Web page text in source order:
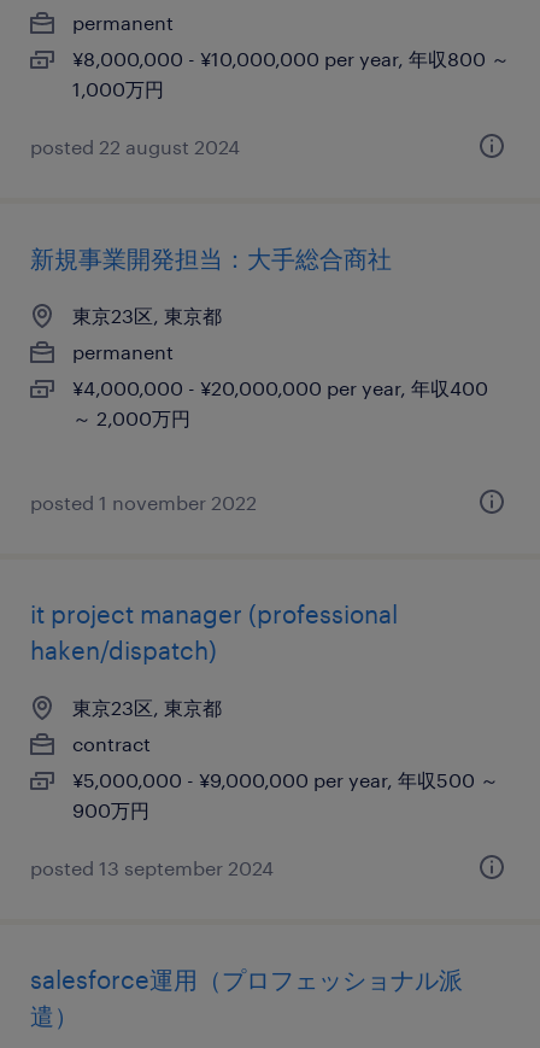
permanent
¥8,000,000 - ¥10,000,000 per year, 年収800 ～
1,000万円
posted 22 august 2024
新規事業開発担当：大手総合商社
東京23区, 東京都
permanent
¥4,000,000 - ¥20,000,000 per year, 年収400
～ 2,000万円
posted 1 november 2022
it project manager (professional
haken/dispatch)
東京23区, 東京都
contract
¥5,000,000 - ¥9,000,000 per year, 年収500 ～
900万円
posted 13 september 2024
salesforce運用（プロフェッショナル派
遣）